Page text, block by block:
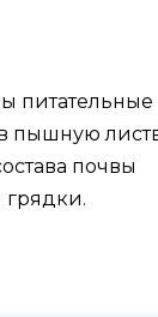
питательные
пышную
почвы